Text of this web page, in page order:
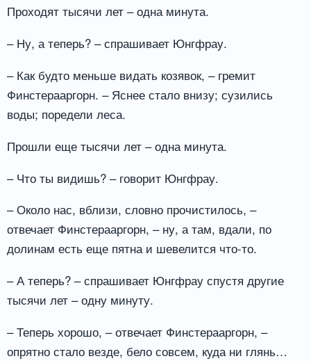
Проходят тысячи лет – одна минута.
– Ну, а теперь? – спрашивает Юнгфрау.
– Как будто меньше видать козявок, – гремит
Финстерааргорн. – Яснее стало внизу; сузились
воды; поредели леса.
Прошли еще тысячи лет – одна минута.
– Что ты видишь? – говорит Юнгфрау.
– Около нас, вблизи, словно прочистилось, –
отвечает Финстерааргорн, – ну, а там, вдали, по
долинам есть еще пятна и шевелится что-то.
– А теперь? – спрашивает Юнгфрау спустя другие
тысячи лет – одну минуту.
– Теперь хорошо, – отвечает Финстерааргорн, –
опрятно стало везде, бело совсем, куда ни глянь…